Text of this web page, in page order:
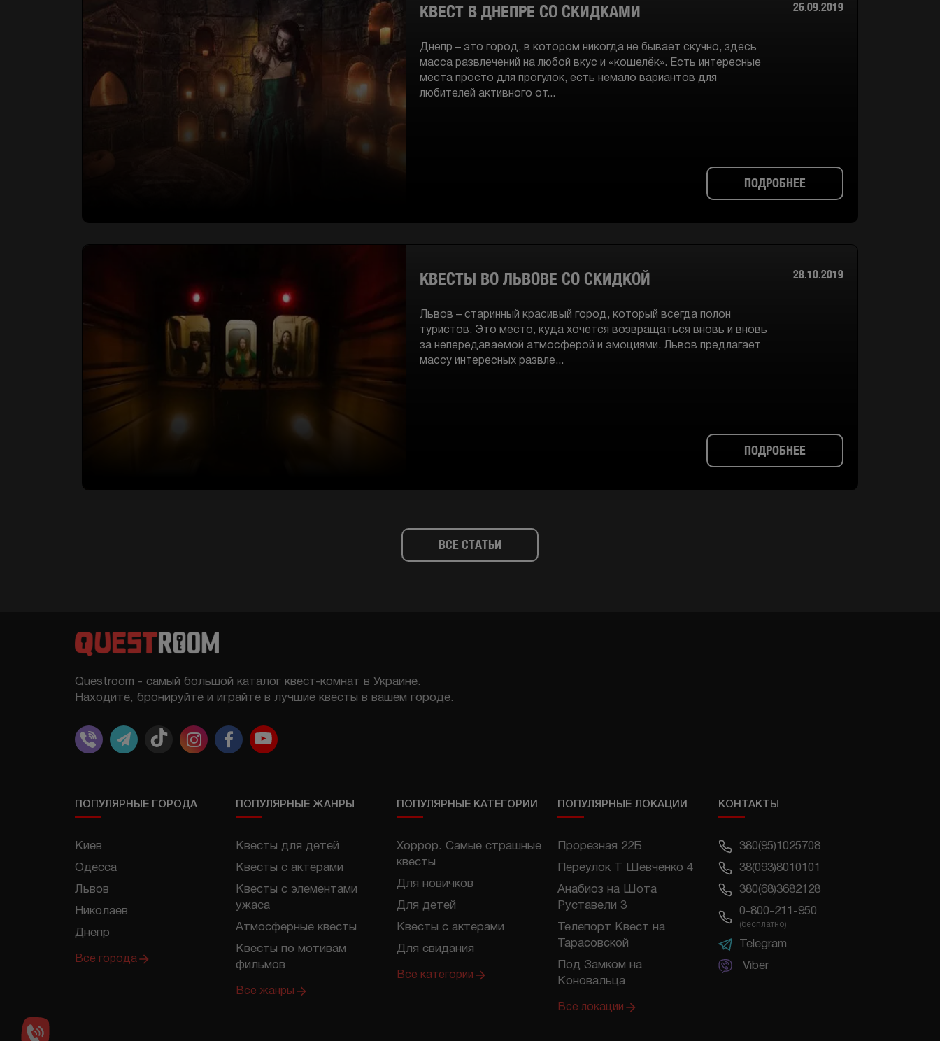
КВЕСТ В ДНЕПРЕ СО СКИДКАМИ
Днепр – это город, в котором никогда не бывает скучно, здесь
масса развлечений на любой вкус и «кошелёк». Есть интересные
места просто для прогулок, есть немало вариантов для
любителей активного от...
26.09.2019
ПОДРОБНЕЕ
КВЕСТЫ ВО ЛЬВОВЕ СО СКИДКОЙ
Львов – старинный красивый город, который всегда полон
туристов. Это место, куда хочется возвращаться вновь и вновь
за непередаваемой атмосферой и эмоциями. Львов предлагает
массу интересных развле...
28.10.2019
ПОДРОБНЕЕ
ВСЕ СТАТЬИ
Questroom - самый большой каталог квест-комнат в Украине.
Находите, бронируйте и играйте в лучшие квесты в вашем городе.
ПОПУЛЯРНЫЕ ГОРОДА
Киев
Одесса
Львов
Николаев
Днепр
Все города
ПОПУЛЯРНЫЕ ЖАНРЫ
Квесты для детей
Квесты с актерами
Квесты с элементами
ужаса
Атмосферные квесты
Квесты по мотивам
фильмов
Все жанры
ПОПУЛЯРНЫЕ КАТЕГОРИИ
Хоррор. Самые страшные
квесты
Для новичков
Для детей
Квесты с актерами
Для свидания
Все категории
ПОПУЛЯРНЫЕ ЛОКАЦИИ
Прорезная 22Б
Переулок Т Шевченко 4
Анабиоз на Шота
Руставели 3
Телепорт Квест на
Тарасовской
Под Замком на
Коновальца
Все локации
КОНТАКТЫ
380(95)1025708
38(093)8010101
380(68)3682128
0-800-211-950
(бесплатно)
Telegram
Viber